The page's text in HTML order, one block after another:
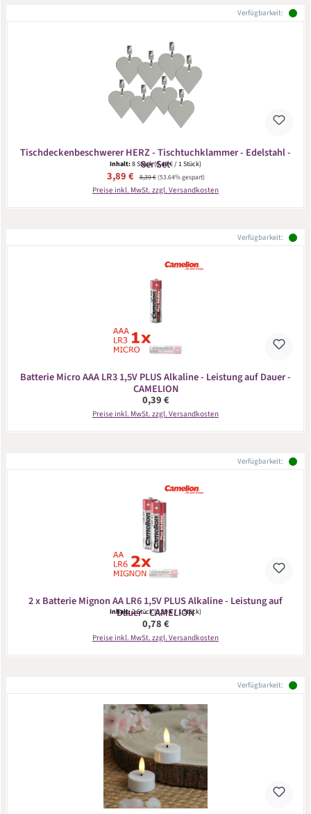
Verfügbarkeit:
Tischdeckenbeschwerer HERZ - Tischtuchklammer - Edelstahl -
8er Set
Inhalt:8 Stück(0,49 € / 1 Stück)
Verkaufspreis:
3,89 € Regulärer Preis:
8,39 €(53.64% gespart)
Preise inkl. MwSt. zzgl. Versandkosten
Verfügbarkeit:
Batterie Micro AAA LR3 1,5V PLUS Alkaline - Leistung auf Dauer -
CAMELION
Regulärer Preis:
0,39 €
Preise inkl. MwSt. zzgl. Versandkosten
Verfügbarkeit:
2 x Batterie Mignon AA LR6 1,5V PLUS Alkaline - Leistung auf
Dauer - CAMELION
Inhalt:2 Stück(0,39 € / 1 Stück)
Regulärer Preis:
0,78 €
Preise inkl. MwSt. zzgl. Versandkosten
Verfügbarkeit: